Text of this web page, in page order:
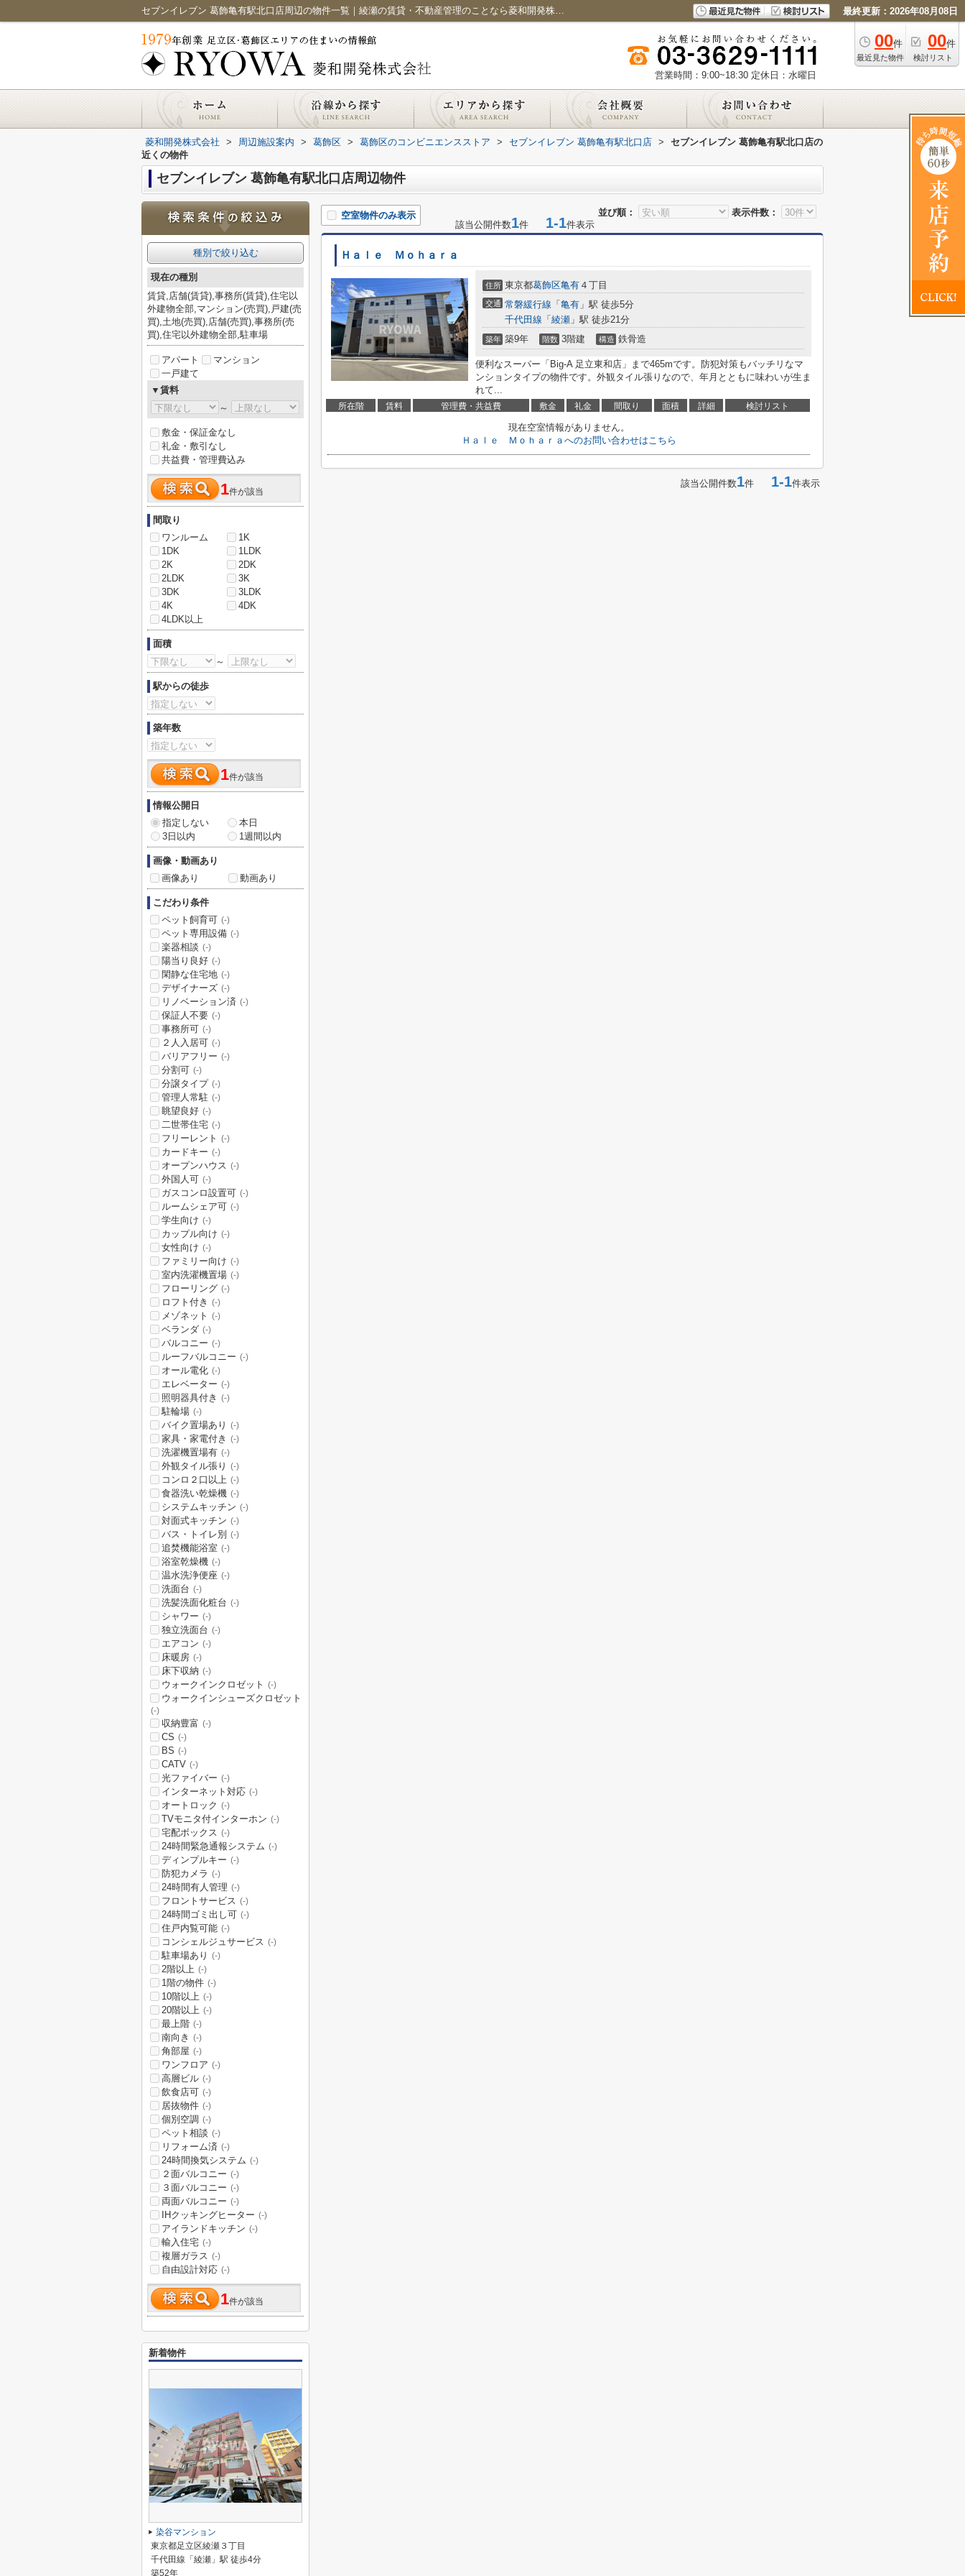
セブンイレブン 葛飾亀有駅北口店周辺の物件一覧｜綾瀬の賃貸・不動産管理のことなら菱和開発株式会社におまかせください 最終更新：2026年08月08日
00件
最近見た物件
00件
検討リスト
営業時間：9:00~18:30 定休日：水曜日
菱和開発株式会社 > 周辺施設案内 > 葛飾区 > 葛飾区のコンビニエンスストア > セブンイレブン 葛飾亀有駅北口店 >
セブンイレブン 葛飾亀有駅北口店の
近くの物件
セブンイレブン 葛飾亀有駅北口店周辺物件
並び順： 表示件数：
空室物件のみ表示
該当公開件数1件 1-1件表示
Ｈａｌｅ Ｍｏｈａｒａ
住所 東京都葛飾区亀有 ４丁目
交通 常磐緩行線 「 亀有 」駅 徒歩5分
千代田線 「 綾瀬 」駅 徒歩21分
築年 築9年 階数 3階建 構造 鉄骨造
便利なスーパー「Big-A 足立東和店」まで465mです。防犯対策もバッチリなマ
ンションタイプの物件です。外観タイル張りなので、年月とともに味わいが生ま
れて...
所在階 賃料 管理費・共益費 敷金 礼金 間取り 面積 詳細 検討リスト
現在空室情報がありません。
Ｈａｌｅ Ｍｏｈａｒａへのお問い合わせはこちら
該当公開件数1件 1-1件表示
種別で絞り込む
現在の種別
賃貸,店舗(賃貸),事務所(賃貸),住宅以
外建物全部,マンション(売買),戸建(売
買),土地(売買),店舗(売買),事務所(売
買),住宅以外建物全部,駐車場
アパート
マンション
一戸建て
▼賃料
～
敷金・保証金なし
礼金・敷引なし
共益費・管理費込み
1件が該当
間取り
ワンルーム
1K
1DK
1LDK
2K
2DK
2LDK
3K
3DK
3LDK
4K
4DK
4LDK以上
面積
～
駅からの徒歩
築年数
1件が該当
情報公開日
指定しない
本日
3日以内
1週間以内
画像・動画あり
画像あり
動画あり
こだわり条件
ペット飼育可 (-)
ペット専用設備 (-)
楽器相談 (-)
陽当り良好 (-)
閑静な住宅地 (-)
デザイナーズ (-)
リノベーション済 (-)
保証人不要 (-)
事務所可 (-)
２人入居可 (-)
バリアフリー (-)
分割可 (-)
分譲タイプ (-)
管理人常駐 (-)
眺望良好 (-)
二世帯住宅 (-)
フリーレント (-)
カードキー (-)
オープンハウス (-)
外国人可 (-)
ガスコンロ設置可 (-)
ルームシェア可 (-)
学生向け (-)
カップル向け (-)
女性向け (-)
ファミリー向け (-)
室内洗濯機置場 (-)
フローリング (-)
ロフト付き (-)
メゾネット (-)
ベランダ (-)
バルコニー (-)
ルーフバルコニー (-)
オール電化 (-)
エレベーター (-)
照明器具付き (-)
駐輪場 (-)
バイク置場あり (-)
家具・家電付き (-)
洗濯機置場有 (-)
外観タイル張り (-)
コンロ２口以上 (-)
食器洗い乾燥機 (-)
システムキッチン (-)
対面式キッチン (-)
バス・トイレ別 (-)
追焚機能浴室 (-)
浴室乾燥機 (-)
温水洗浄便座 (-)
洗面台 (-)
洗髪洗面化粧台 (-)
シャワー (-)
独立洗面台 (-)
エアコン (-)
床暖房 (-)
床下収納 (-)
ウォークインクロゼット (-)
ウォークインシューズクロゼット
(-)
収納豊富 (-)
CS (-)
BS (-)
CATV (-)
光ファイバー (-)
インターネット対応 (-)
オートロック (-)
TVモニタ付インターホン (-)
宅配ボックス (-)
24時間緊急通報システム (-)
ディンプルキー (-)
防犯カメラ (-)
24時間有人管理 (-)
フロントサービス (-)
24時間ゴミ出し可 (-)
住戸内覧可能 (-)
コンシェルジュサービス (-)
駐車場あり (-)
2階以上 (-)
1階の物件 (-)
10階以上 (-)
20階以上 (-)
最上階 (-)
南向き (-)
角部屋 (-)
ワンフロア (-)
高層ビル (-)
飲食店可 (-)
居抜物件 (-)
個別空調 (-)
ペット相談 (-)
リフォーム済 (-)
24時間換気システム (-)
２面バルコニー (-)
３面バルコニー (-)
両面バルコニー (-)
IHクッキングヒーター (-)
アイランドキッチン (-)
輸入住宅 (-)
複層ガラス (-)
自由設計対応 (-)
1件が該当
新着物件
染谷マンション
東京都足立区綾瀬３丁目
千代田線「綾瀬」駅 徒歩4分
築52年